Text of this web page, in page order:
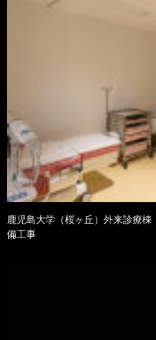
鹿児島大学（桜ヶ丘）外来診療
備工事